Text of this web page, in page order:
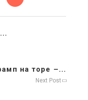
на торе –...
Next Post